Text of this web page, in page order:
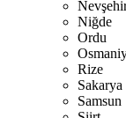
Niğde
Ordu
Rize
Sakarya
Samsun